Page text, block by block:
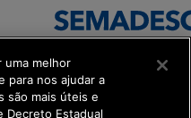
uma melhor
para nos ajudar a
são mais úteis e
Decreto Estadual